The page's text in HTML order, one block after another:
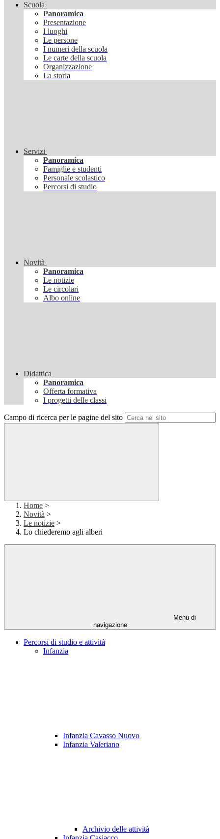
Scuola
Panoramica
Presentazione
I luoghi
Le persone
I numeri della scuola
Le carte della scuola
Organizzazione
La storia
Servizi
Panoramica
Famiglie e studenti
Personale scolastico
Percorsi di studio
Novità
Panoramica
Le notizie
Le circolari
Albo online
Didattica
Panoramica
Offerta formativa
I progetti delle classi
Campo di ricerca per le pagine del sito
Home >
Novità >
Le notizie >
Lo chiederemo agli alberi
Menu di
navigazione
Percorsi di studio e attività
Infanzia
Infanzia Cavasso Nuovo
Infanzia Valeriano
Archivio delle attività